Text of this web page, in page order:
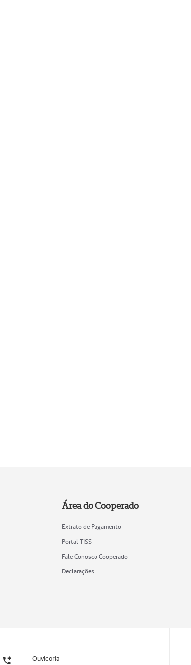
Área do Cooperado
Extrato de Pagamento
Portal TISS
Fale Conosco Cooperado
Declarações
Ouvidoria